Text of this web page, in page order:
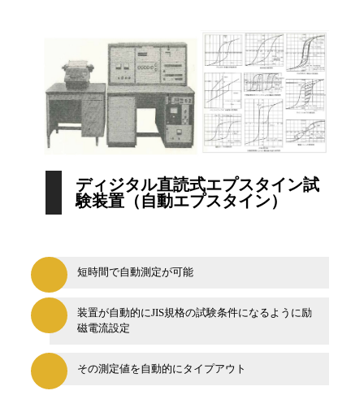
ディジタル直読式エプスタイン試
験装置（自動エプスタイン）
短時間で自動測定が可能
装置が自動的にJIS規格の試験条件になるように励
磁電流設定
その測定値を自動的にタイプアウト